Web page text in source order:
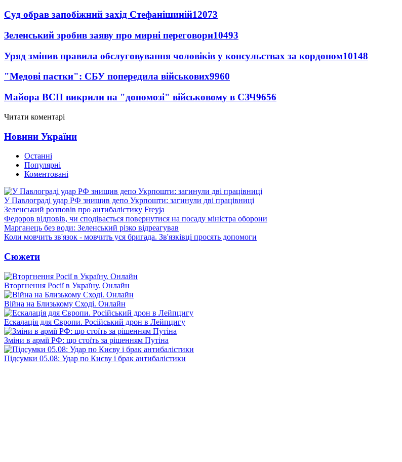
Суд обрав запобіжний захід Стефанішиній12073
Зеленський зробив заяву про мирні переговори10493
Уряд змінив правила обслуговування чоловіків у консульствах за кордоном10148
"Медові пастки": СБУ попередила військових9960
Майора ВСП викрили на "допомозі" військовому в СЗЧ9656
Читати коментарі
Новини України
Останні
Популярні
Коментовані
У Павлограді удар РФ знищив депо Укрпошти: загинули дві працівниці
Зеленський розповів про антибалістику Freyja
Федоров відповів, чи сподівається повернутися на посаду міністра оборони
Марганець без води: Зеленський різко відреагував
Коли мовчить зв'язок - мовчить уся бригада. Зв'язківці просять допомоги
Сюжети
Вторгнення Росії в Україну. Онлайн
Війна на Близькому Сході. Онлайн
Ескалація для Європи. Російський дрон в Лейпцигу
Зміни в армії РФ: що стоїть за рішенням Путіна
Підсумки 05.08: Удар по Києву і брак антибалістики